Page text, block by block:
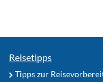
Reisetipps
Tipps zur